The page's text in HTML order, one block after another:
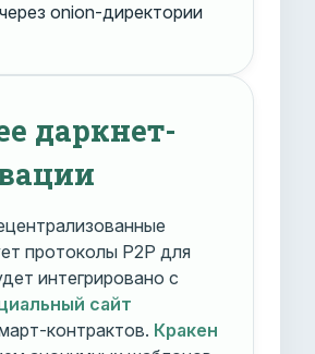
через onion-директории
даркнет-
протоколы P2P для
интегрировано с
сайт
контрактов. Кракен